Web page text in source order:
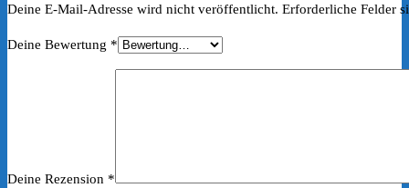
Deine E-Mail-Adresse wird nicht veröffentlicht. Erforderliche Felder
Deine Bewertung *
Deine Rezension *